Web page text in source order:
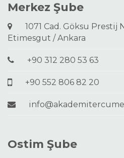
Merkez Şube
1071 Cad. Göksu Prestij
Etimesgut / Ankara
+90 312 280 53 63
+90 552 806 82 20
Ostim Şube